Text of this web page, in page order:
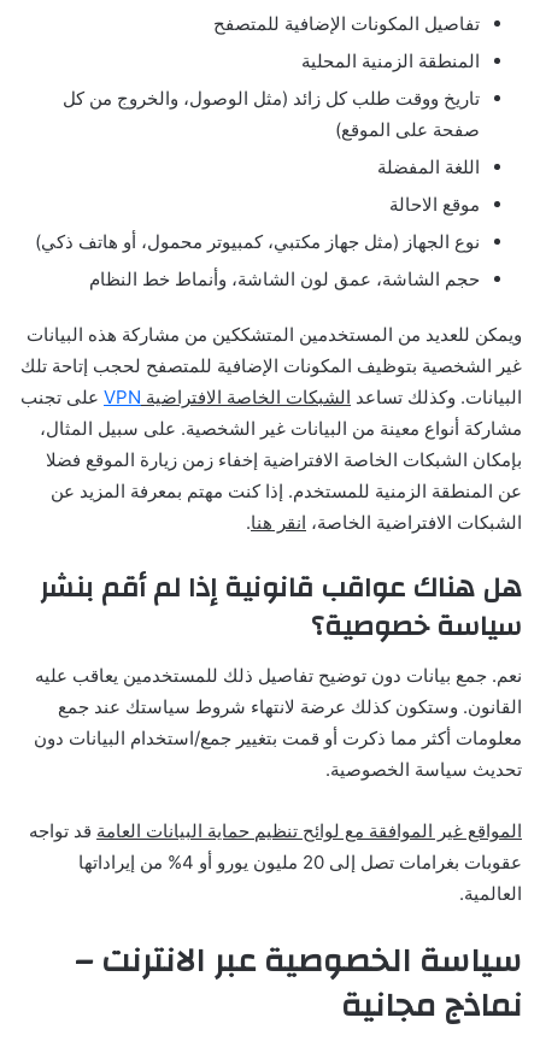
تفاصيل المكونات الإضافية للمتصفح
المنطقة الزمنية المحلية
تاريخ ووقت طلب كل زائد (مثل الوصول، والخروج من كل
صفحة على الموقع)
اللغة المفضلة
موقع الاحالة
نوع الجهاز (مثل جهاز مكتبي، كمبيوتر محمول، أو هاتف ذكي)
حجم الشاشة، عمق لون الشاشة، وأنماط خط النظام
ويمكن للعديد من المستخدمين المتشككين من مشاركة هذه البيانات
غير الشخصية بتوظيف المكونات الإضافية للمتصفح لحجب إتاحة تلك
البيانات. وكذلك تساعد الشبكات الخاصة الافتراضية VPN على تجنب
مشاركة أنواع معينة من البيانات غير الشخصية. على سبيل المثال،
بإمكان الشبكات الخاصة الافتراضية إخفاء زمن زيارة الموقع فضلا
عن المنطقة الزمنية للمستخدم. إذا كنت مهتم بمعرفة المزيد عن
الشبكات الافتراضية الخاصة، انقر هنا.
هل هناك عواقب قانونية إذا لم أقم بنشر
سياسة خصوصية؟
نعم. جمع بيانات دون توضيح تفاصيل ذلك للمستخدمين يعاقب عليه
القانون. وستكون كذلك عرضة لانتهاء شروط سياستك عند جمع
معلومات أكثر مما ذكرت أو قمت بتغيير جمع/استخدام البيانات دون
تحديث سياسة الخصوصية.
المواقع غير الموافقة مع لوائح تنظيم حماية البيانات العامة قد تواجه
عقوبات بغرامات تصل إلى 20 مليون يورو أو 4% من إيراداتها
العالمية.
سياسة الخصوصية عبر الانترنت –
نماذج مجانية